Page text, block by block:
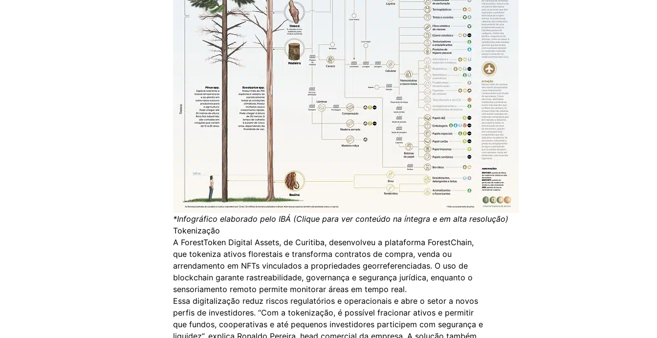
*Infográfico elaborado pelo IBÁ (Clique para ver conteúdo na íntegra e em alta resolução)
Tokenização
A ForestToken Digital Assets, de Curitiba, desenvolveu a plataforma ForestChain,
que tokeniza ativos florestais e transforma contratos de compra, venda ou
arrendamento em NFTs vinculados a propriedades georreferenciadas. O uso de
blockchain garante rastreabilidade, governança e segurança jurídica, enquanto o
sensoriamento remoto permite monitorar áreas em tempo real.
Essa digitalização reduz riscos regulatórios e operacionais e abre o setor a novos
perfis de investidores. “Com a tokenização, é possível fracionar ativos e permitir
que fundos, cooperativas e até pequenos investidores participem com segurança e